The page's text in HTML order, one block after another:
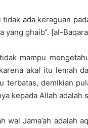
tidak ada keraguan
yang ghaib“. [al-
mampu
akal itu lemah
terbatas, demikian
kepada Allah adalah
wal Jama’ah adalah